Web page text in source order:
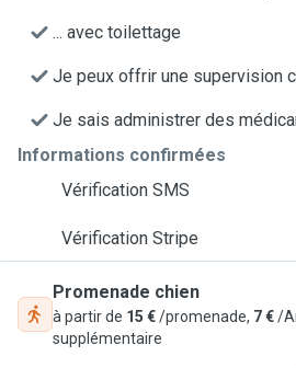
... avec toilettage
Je peux offrir une supervision
Je sais administrer des
Informations confirmées
Vérification SMS
Vérification Stripe
Promenade chien
à partir de 15 €/promenade, 7 €/
supplémentaire